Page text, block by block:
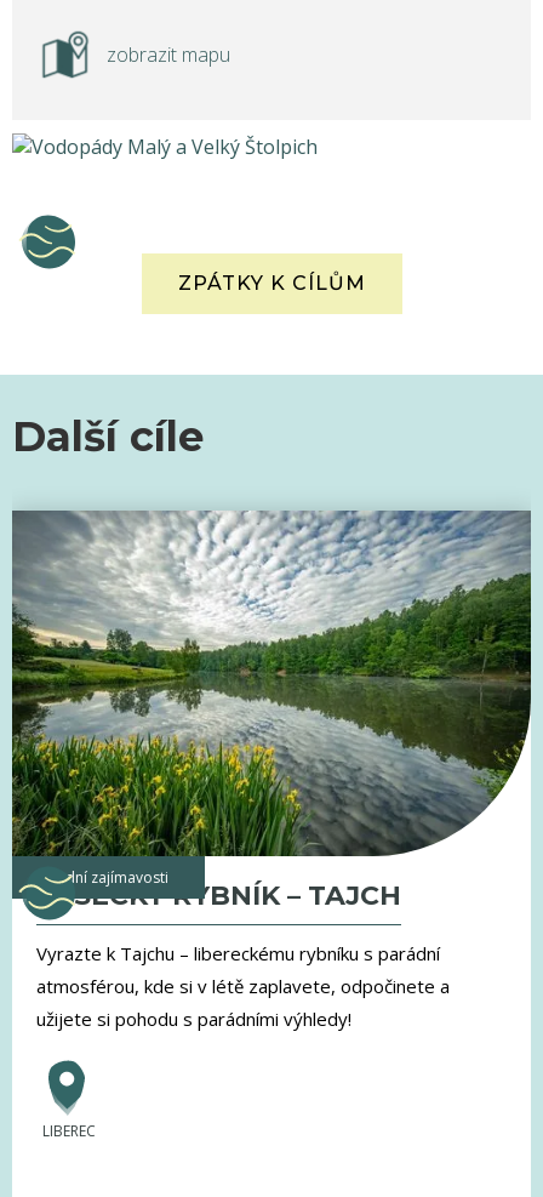
zobrazit mapu
ZPÁTKY K CÍLŮM
Další cíle
vodní zajímavosti
VESECKÝ RYBNÍK – TAJCH
Vyrazte k Tajchu – libereckému rybníku s parádní
atmosférou, kde si v létě zaplavete, odpočinete a
užijete si pohodu s parádními výhledy!
LIBEREC